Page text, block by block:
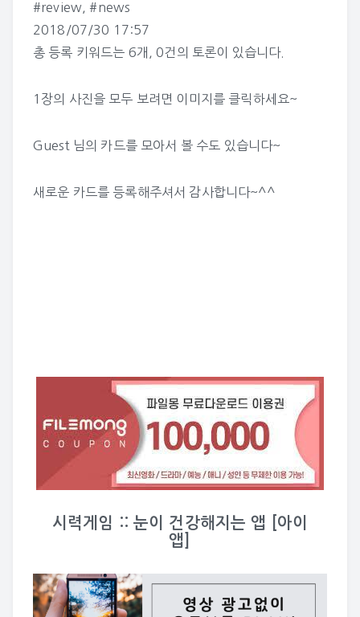
#review
#news
2018/07/30 17:57
총 등록 키워드는 6개, 0건의 토론이 있습니다.
1장의 사진을 모두 보려면 이미지를 클릭하세요~
Guest 님의 카드를 모아서 볼 수도 있습니다~
새로운 카드를 등록해주셔서 감사합니다~^^
시력게임 :: 눈이 건강해지는 앱 [아이
앱]